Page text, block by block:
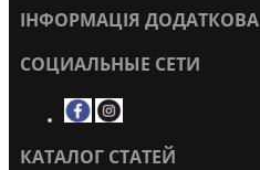
ІНФОРМАЦІЯ ДОДАТКОВА
СОЦИАЛЬНЫЕ СЕТИ
КАТАЛОГ СТАТЕЙ